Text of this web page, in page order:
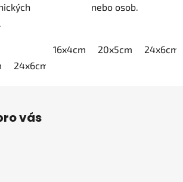
24x6cm
nebo osob.
16x4cm 20x5cm 24x6cm
vás